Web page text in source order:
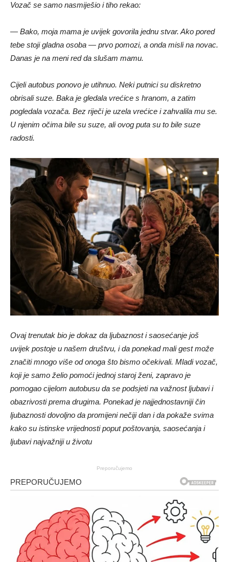
Vozač se samo nasmiješio i tiho rekao:
— Bako, moja mama je uvijek govorila jednu stvar. Ako pored
tebe stoji gladna osoba — prvo pomozi, a onda misli na novac.
Danas je na meni red da slušam mamu.
Cijeli autobus ponovo je utihnuo. Neki putnici su diskretno
obrisali suze. Baka je gledala vrećice s hranom, a zatim
pogledala vozača. Bez riječi je uzela vrećice i zahvalila mu se.
U njenim očima bile su suze, ali ovog puta su to bile suze
radosti.
Ovaj trenutak bio je dokaz da ljubaznost i saosećanje još
uvijek postoje u našem društvu, i da ponekad mali gest može
značiti mnogo više od onoga što bismo očekivali. Mladi vozač,
koji je samo želio pomoći jednoj staroj ženi, zapravo je
pomogao cijelom autobusu da se podsjeti na važnost ljubavi i
obazrivosti prema drugima. Ponekad je najjednostavniji čin
ljubaznosti dovoljno da promijeni nečiji dan i da pokaže svima
kako su istinske vrijednosti poput poštovanja, saosećanja i
ljubavi najvažniji u životu
Preporučujemo